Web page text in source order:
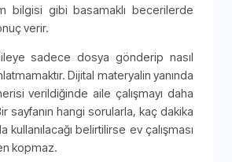
bilgisi gibi basamaklı becerilerde
verir.
sadece dosya gönderip nasıl
Dijital materyalin yanında
verildiğinde aile çalışmayı daha
sayfanın hangi sorularla, kaç dakika
kullanılacağı belirtilirse ev çalışması
kopmaz.